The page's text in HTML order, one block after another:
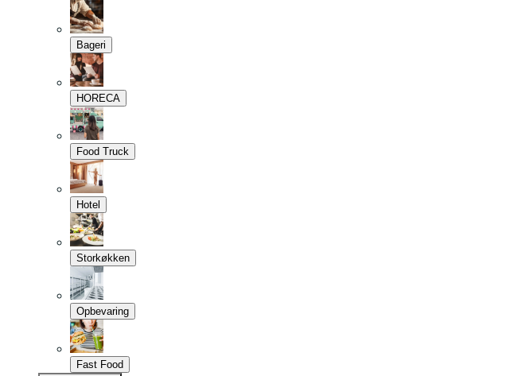
Bageri
HORECA
Food Truck
Hotel
Storkøkken
Opbevaring
Fast Food